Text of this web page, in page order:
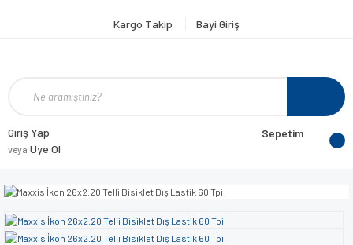
Kargo Takip Bayi Giriş
Giriş Yap
veya Üye Ol
Sepetim